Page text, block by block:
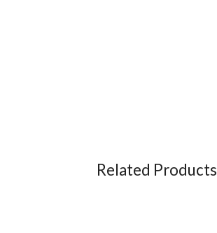
Related Products